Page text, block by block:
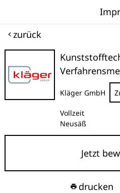
zurück
Kläger GmbH
Vollzeit
Neusäß
Jetzt
drucken